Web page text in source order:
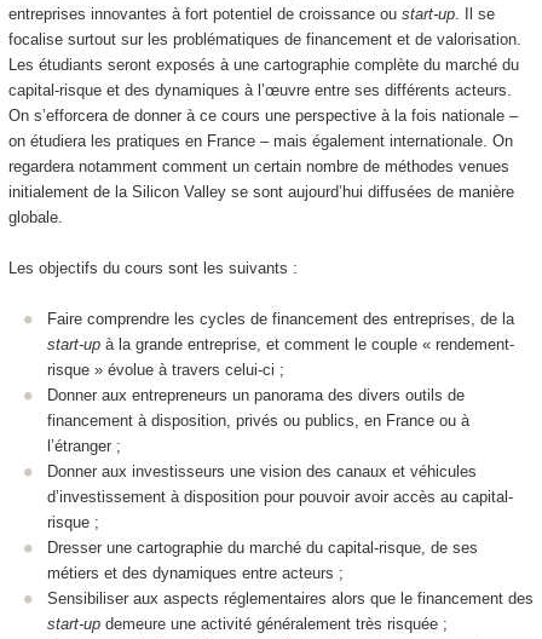
entreprises innovantes à fort potentiel de croissance ou start-up. Il se
focalise surtout sur les problématiques de financement et de valorisation.
Les étudiants seront exposés à une cartographie complète du marché du
capital-risque et des dynamiques à l’œuvre entre ses différents acteurs.
On s’efforcera de donner à ce cours une perspective à la fois nationale –
on étudiera les pratiques en France – mais également internationale. On
regardera notamment comment un certain nombre de méthodes venues
initialement de la Silicon Valley se sont aujourd’hui diffusées de manière
globale.
Les objectifs du cours sont les suivants :
Faire comprendre les cycles de financement des entreprises, de la
start-up à la grande entreprise, et comment le couple « rendement-
risque » évolue à travers celui-ci ;
Donner aux entrepreneurs un panorama des divers outils de
financement à disposition, privés ou publics, en France ou à
l’étranger ;
Donner aux investisseurs une vision des canaux et véhicules
d’investissement à disposition pour pouvoir avoir accès au capital-
risque ;
Dresser une cartographie du marché du capital-risque, de ses
métiers et des dynamiques entre acteurs ;
Sensibiliser aux aspects réglementaires alors que le financement des
start-up demeure une activité généralement très risquée ;